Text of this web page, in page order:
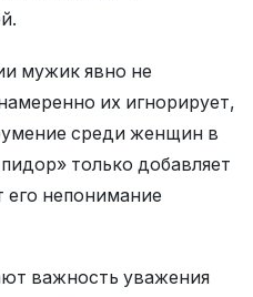
мужик явно не
их игнорирует,
среди женщин в
только добавляет
его непонимание
важность уважения